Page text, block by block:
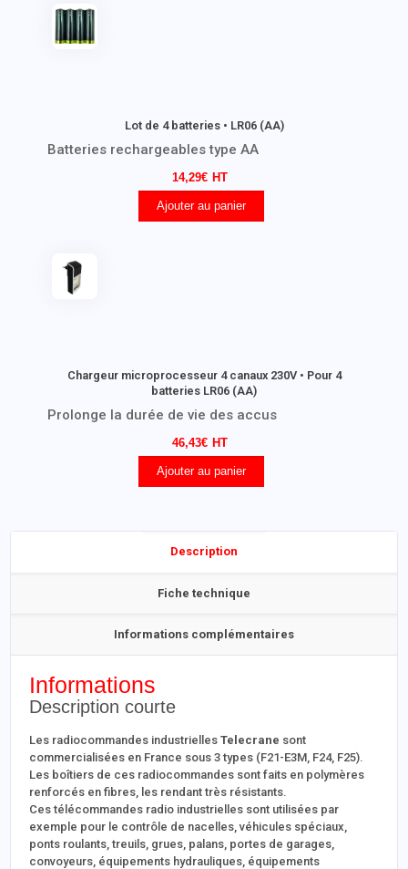
Lot de 4 batteries • LR06 (AA)
Batteries rechargeables type AA
14,29€
Ajouter au panier
Chargeur microprocesseur 4 canaux 230V • Pour 4
batteries LR06 (AA)
Prolonge la durée de vie des accus
46,43€
Ajouter au panier
Description
Fiche technique
Informations complémentaires
Informations
Description courte
Les radiocommandes industriellesTelecrane sont
commercialisées en France sous 3 types (F21-E3M, F24, F25).
Les boîtiers de ces radiocommandes sont faits en polymères
renforcés en fibres, les rendant très résistants.
Ces télécommandes radio industrielles sont utilisées par
exemple pour le contrôle de nacelles, véhicules spéciaux,
ponts roulants, treuils, grues, palans, portes de garages,
convoyeurs, équipements hydrauliques, équipements